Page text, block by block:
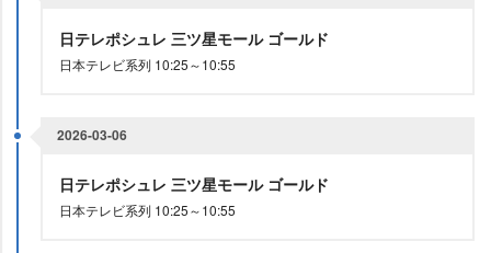
日テレポシュレ 三ツ星モール ゴールド
日本テレビ系列 10:25～10:55
2026-03-06
日テレポシュレ 三ツ星モール ゴールド
日本テレビ系列 10:25～10:55